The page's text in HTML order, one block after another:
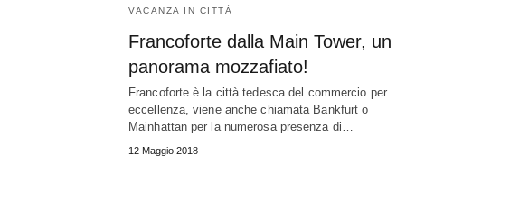
VACANZA IN CITTÀ
Francoforte dalla Main Tower, un
panorama mozzafiato!
Francoforte è la città tedesca del commercio per
eccellenza, viene anche chiamata Bankfurt o
Mainhattan per la numerosa presenza di…
12 Maggio 2018